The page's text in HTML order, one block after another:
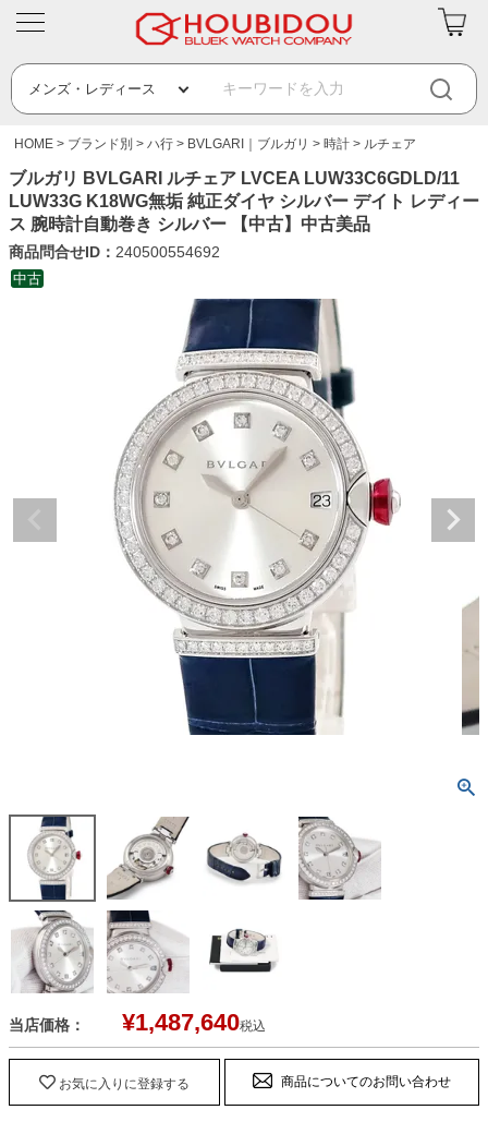
HOME ブランド別 ハ行 BVLGARI｜ブルガリ 時計 ルチェア
ブルガリ BVLGARI ルチェア LVCEA LUW33C6GDLD/11
LUW33G K18WG無垢 純正ダイヤ シルバー デイト レディー
ス 腕時計自動巻き シルバー 【中古】中古美品
商品問合せID： 240500554692
中古
当店価格： ¥1,487,640税込
お気に入りに登録する 商品についてのお問い合わせ